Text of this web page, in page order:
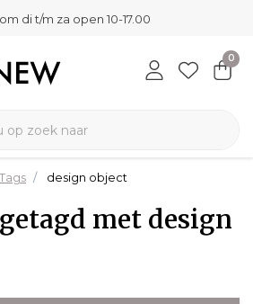
di t/m za open 10-17.00
0
Tags design object
met design